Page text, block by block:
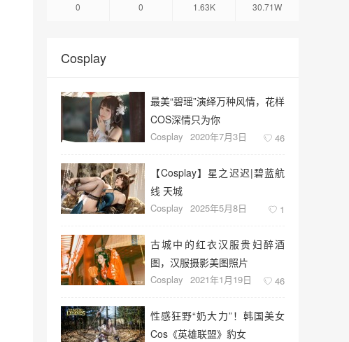
0 0 1.63K 30.71W
Cosplay
最美“碧瑶”演绎万种风情，花样
COS深情只为你
Cosplay 2020年7月3日 46
【Cosplay】星之迟迟|碧蓝航
线 天城
Cosplay 2025年5月8日 1
古城中的红衣汉服贵妇醉酒
图，汉服摄影美图照片
Cosplay 2021年1月19日 46
性感狂野“奶大力”！韩国美女
Cos《英雄联盟》豹女